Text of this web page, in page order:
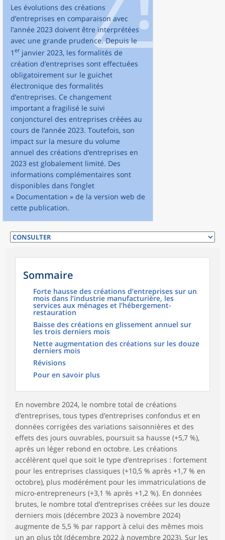
Les évolutions des créations
d’entreprises en comparaison avec
l’année 2023 doivent être interprétées
avec une grande prudence. Depuis le
1 erjanvier 2023, les formalités de
création d’entreprises sont effectuées
obligatoirement sur le guichet
électronique des formalités
d’entreprises. Ce changement
important a fragilisé le suivi
conjoncturel des entreprises créées au
cours de l’année 2023. Toutefois, son
impact sur la mesure du volume
annuel des créations d’entreprises en
2023 est globalement limité. Des
informations complémentaires sont
disponibles dans l’onglet
« Documentation » de la version web de
cette publication.
Sommaire
Forte hausse des créations d’entreprises sur un
mois dans l’industrie manufacturière, les
services aux ménages et l’hébergement-
restauration
Baisse des créations en glissement annuel sur
les trois derniers mois
Nette augmentation des créations sur les douze
derniers mois
Révisions
Pour en savoir plus
En novembre 2024, le nombre total de créations
d’entreprises, tous types d’entreprises confondus et en
données corrigées des variations saisonnières et des
effets des jours ouvrables, poursuit sa hausse (+5,7 %),
après un léger rebond en octobre. Les créations
accélèrent quel que soit le type d’entreprises : fortement
pour les entreprises classiques (+10,5 % après +1,7 % en
octobre), plus modérément pour les immatriculations de
micro-entrepreneurs (+3,1 % après +1,2 %). En données
brutes, le nombre total d’entreprises créées sur les douze
derniers mois (décembre 2023 à novembre 2024)
augmente de 5,5 % par rapport à celui des mêmes mois
un an plus tôt (décembre 2022 à novembre 2023). Sur les